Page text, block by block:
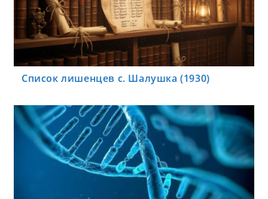
Список лишенцев с. Шалушка (1930)